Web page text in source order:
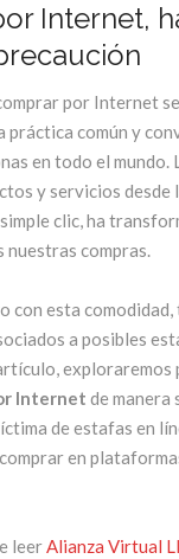
Internet,
por Internet
práctica común y
en todo el mundo.
y servicios desde
clic, ha
nuestras compras.
con esta comodidad,
a posibles
exploraremos
Internet de manera
de estafas en
en
leerAlianza Virtual